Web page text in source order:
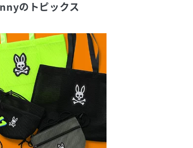
のトピックス